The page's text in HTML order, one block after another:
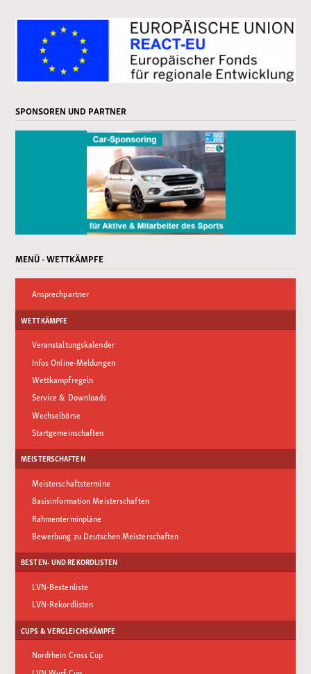
SPONSOREN UND PARTNER
MENÜ - WETTKÄMPFE
Ansprechpartner
WETTKÄMPFE
Veranstaltungskalender
Infos Online-Meldungen
Wettkampfregeln
Service & Downloads
Wechselbörse
Startgemeinschaften
MEISTERSCHAFTEN
Meisterschaftstermine
Basisinformation Meisterschaften
Rahmenterminpläne
Bewerbung zu Deutschen Meisterschaften
BESTEN- UND REKORDLISTEN
LVN-Bestenliste
LVN-Rekordlisten
CUPS & VERGLEICHSKÄMPFE
Nordrhein Cross Cup